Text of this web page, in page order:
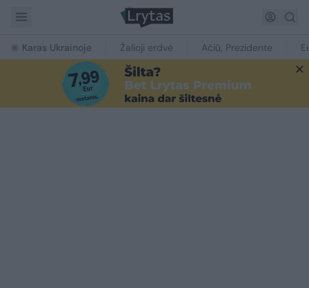
Karas Ukrainoje Žalioji erdvė Ačiū, Prezidente